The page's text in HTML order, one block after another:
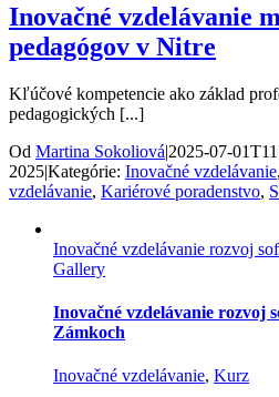
Inovačné vzdelávanie
pedagógov v Nitre
Kľúčové kompetencie ako základ
pedagogických [...]
Od Martina Sokoliová|2025-07-
2025|Kategórie: Inovačné vzdelávanie,
vzdelávanie, Kariérové poradenstvo,
Inovačné vzdelávanie rozvoj
Gallery
Inovačné vzdelávanie rozvoj
Zámkoch
Inovačné vzdelávanie, Kurz